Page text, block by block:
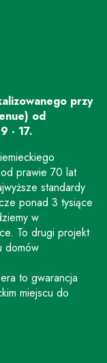
przy
od
- 17.
prawie 70 lat
standardy
ponad 3 tysiące
w
To drugi projekt
domów
to gwarancja
miejscu do